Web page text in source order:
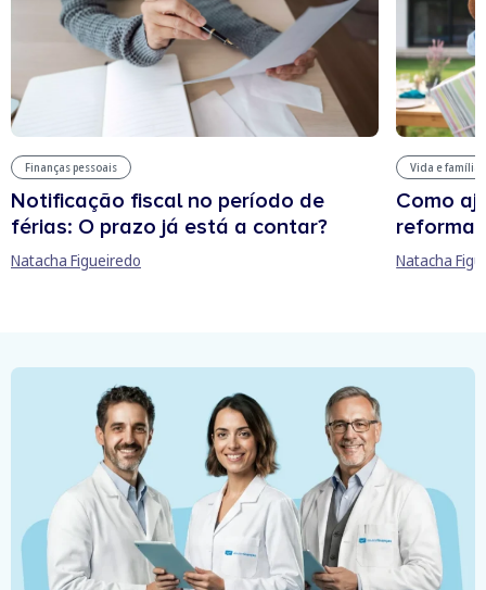
Finanças pessoais
Notificação fiscal no período de
férias: O prazo já está a contar?
Natacha Figueiredo
Vida e família
Como
reforma
Natacha